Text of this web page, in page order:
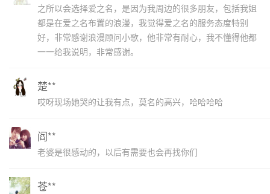
之所以会选择爱之名，是因为我周边的很多朋友，包括我姐
都是在爱之名布置的浪漫，我觉得爱之名的服务态度特别
好，非常感谢浪漫顾问小歌，他非常有耐心，我不懂得他都
一一给我说明，非常感谢。
楚**
哎呀现场她哭的让我有点，莫名的高兴，哈哈哈哈
阎**
老婆是很感动的，以后有需要也会再找你们
苍**